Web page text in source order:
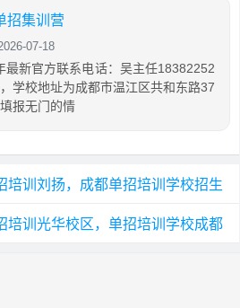
招集训营
07-18
最新官方联系电话：吴主任18382252
学校地址为成都市温江区共和东路37
报无门的情
培训刘扬，成都单招培训学校招生
培训光华校区，单招培训学校成都